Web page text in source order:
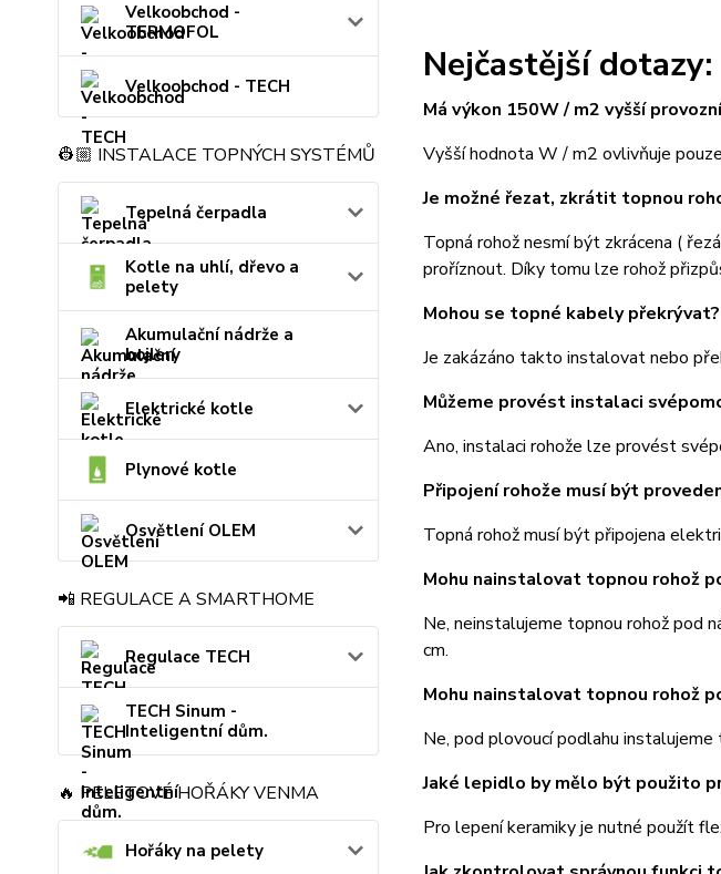
Velkoobchod -
TERMOFOL
Velkoobchod - TECH
👷🏼 INSTALACE TOPNÝCH SYSTÉMŮ
Tepelná čerpadla
Kotle na uhlí, dřevo a
pelety
Akumulační nádrže a
bojlery
Elektrické kotle
Plynové kotle
Osvětlení OLEM
📲 REGULACE A SMARTHOME
Regulace TECH
TECH Sinum -
Inteligentní dům.
🔥 PELETOVÉ HOŘÁKY VENMA
Hořáky na pelety
Nejčastější dotazy:
Má výkon 150W / m2 vyšší
Vyšší hodnota W / m2 ovlivňuje
Je možné řezat, zkrátit topnou
Topná rohož nesmí být zkrácena (
proříznout. Díky tomu lze rohož
Mohou se topné kabely překrývat?
Je zakázáno takto instalovat nebo
Můžeme provést instalaci
Ano, instalaci rohože lze provést
Připojení rohože musí být
Topná rohož musí být připojena
Mohu nainstalovat topnou rohož
Ne, neinstalujeme topnou rohož pod
cm.
Mohu nainstalovat topnou rohož
Ne, pod plovoucí podlahu
Jaké lepidlo by mělo být použito
Pro lepení keramiky je nutné použít